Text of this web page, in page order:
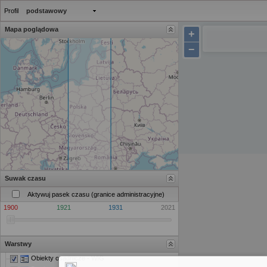
Profil podstawowy
+
−
Mapa poglądowa
Suwak czasu
Aktywuj pasek czasu (granice administracyjne)
1900
1921 1931 2021
Warstwy
Obiekty osadnicze - WIG